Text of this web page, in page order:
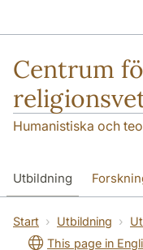
Centrum
Humanistiska och
Utbildning
Institutionen
Start Utbildning
This page in